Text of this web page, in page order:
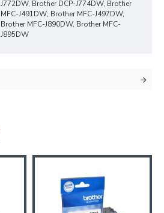
J772DW, Brother DCP-J774DW, Brother
MFC-J491DW; Brother MFC-J497DW,
Brother MFC-J890DW, Brother MFC-
J895DW